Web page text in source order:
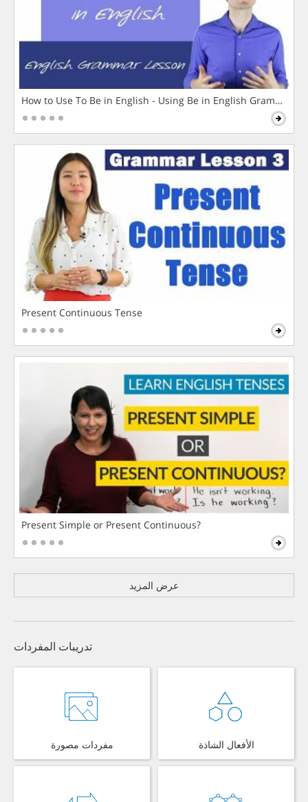
How to Use To Be in English - Using Be in English Grammar
Present Continuous Tense
Present Simple or Present Continuous?
عرض المزيد
تدريبات المفردات
مفردات مصورة الأفعال الشاذة